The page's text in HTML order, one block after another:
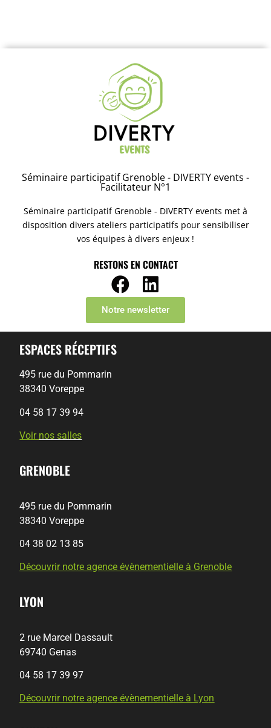
Séminaire participatif Grenoble - DIVERTY events -
Facilitateur N°1
Séminaire participatif Grenoble - DIVERTY events met à
disposition divers ateliers participatifs pour sensibiliser
vos équipes à divers enjeux !
RESTONS EN CONTACT
Notre newsletter
ESPACES RÉCEPTIFS
495 rue du Pommarin
38340 Voreppe
04 58 17 39 94
Voir nos salles
GRENOBLE
495 rue du Pommarin
38340 Voreppe
04 38 02 13 85
Découvrir notre agence évènementielle à Grenoble
LYON
2 rue Marcel Dassault
69740 Genas
04 58 17 39 97
Découvrir notre agence évènementielle à Lyon